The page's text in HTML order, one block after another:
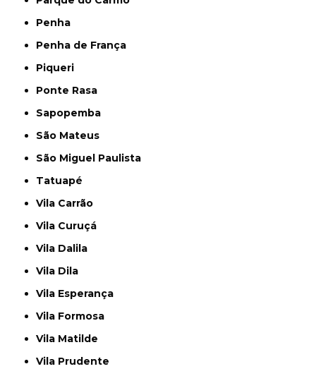
Penha
Penha de França
Piqueri
Ponte Rasa
Sapopemba
São Mateus
São Miguel Paulista
Tatuapé
Vila Carrão
Vila Curuçá
Vila Dalila
Vila Dila
Vila Esperança
Vila Formosa
Vila Matilde
Vila Prudente